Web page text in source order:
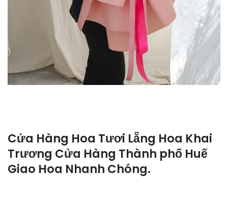
Cửa Hàng Hoa Tươi Lẵng Hoa Khai
Trương Cửa Hàng Thành phố Huế
Giao Hoa Nhanh Chóng.